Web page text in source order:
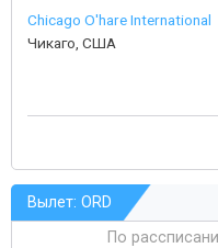
Chicago O'hare International
Чикаго, США
Вылет: ORD
По